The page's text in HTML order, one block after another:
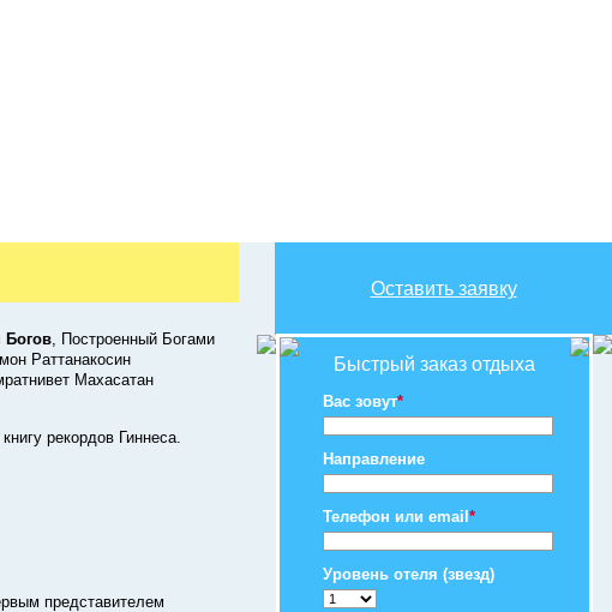
Богов, Построенный Богами
Раттанакосин
Махасатан
рекордов Гиннеса.
представителем
Оставить заявку
Быстрый заказ отдыха
Вас зовут*
Направление
Телефон или email *
Уровень отеля (звезд)